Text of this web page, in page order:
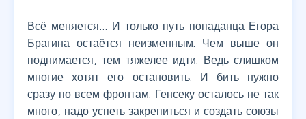
Всё меняется… И только путь попаданца Егора
Брагина остаётся неизменным. Чем выше он
поднимается, тем тяжелее идти. Ведь слишком
многие хотят его остановить. И бить нужно
сразу по всем фронтам. Генсеку осталось не так
много, надо успеть закрепиться и создать союзы